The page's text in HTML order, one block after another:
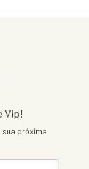
Vip!
sua próxima